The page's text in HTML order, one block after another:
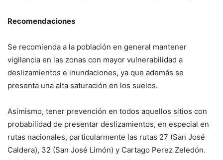
Recomendaciones
Se recomienda a la población en general mantener
vigilancia en las zonas con mayor vulnerabilidad a
deslizamientos e inundaciones, ya que además se
presenta una alta saturación en los suelos.
Asimismo, tener prevención en todos aquellos sitios con
probabilidad de presentar deslizamientos, en especial en
rutas nacionales, particularmente las rutas 27 (San José
Caldera), 32 (San José Limón) y Cartago Perez Zeledón.